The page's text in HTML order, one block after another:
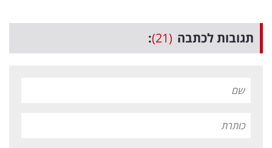
תגובות לכתבה (21)
: